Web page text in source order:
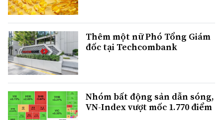
Thêm một nữ Phó Tổng Giám
đốc tại Techcombank
Nhóm bất động sản dẫn sóng,
VN-Index vượt mốc 1.770 điểm